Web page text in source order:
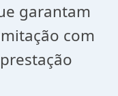
garantam
com